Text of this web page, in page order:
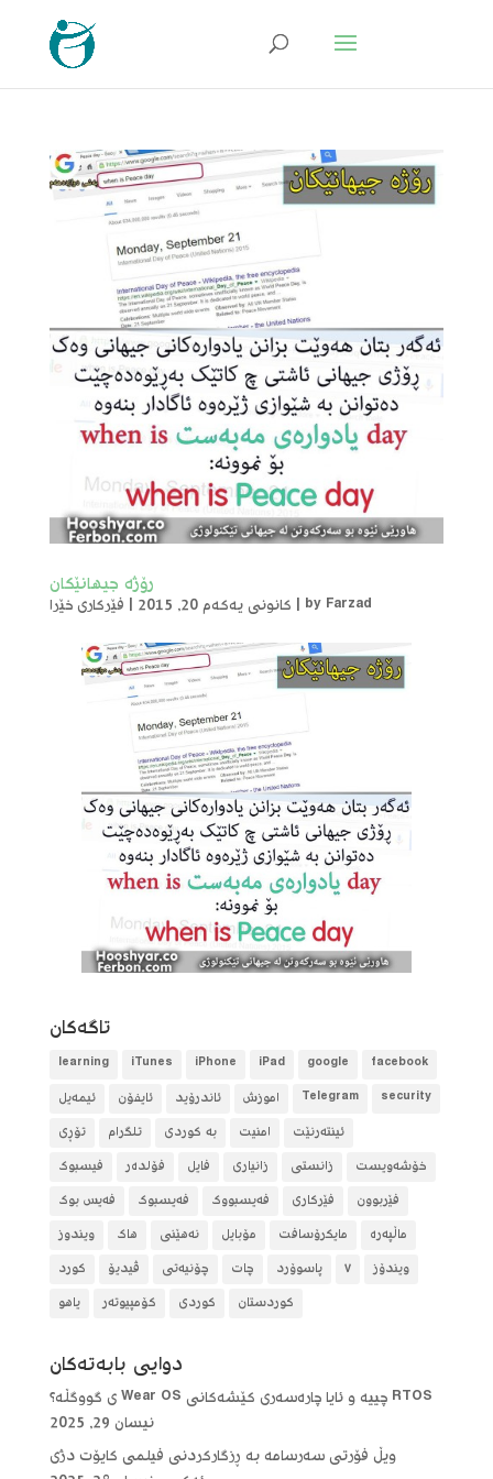
رۆژە جیهانێکان
by Farzad
| کانونی یەکەم 20, 2015 | فێرکاری خێرا
تاگه‌كان
facebook
google
iPad
iPhone
iTunes
learning
security
Telegram آموزش ئاندرۆید ئایفۆن
ئیمەیل
ئینتەرنێت
امنیت بە کوردی تلگرام
تۆڕی
خۆشەویست
زانستی زانیاری فایل فۆلده‌ر
فیسبوک
فێربوون
فێرکاری فەیسبووک فەیسبوک
فەیس بوک
ماڵپەرە
مایکرۆسافت مۆبایل نەهێنی هاک
ویندوز
ویندۆز
٧ پاسوۆرد چات چۆنیەتی ڤیدیۆ
کورد
کوردستان
کوردی کۆمپیوتەر یاهو
دوایی بابه‌ته‌كان
RTOS چییە و ئایا چارەسەری کێشەکانی Wear OS ی گووگڵە؟
نیسان 29, 2025
ویڵ فۆرتی سەرسامە بە ڕزگارکردنی فیلمی کایۆت دژی